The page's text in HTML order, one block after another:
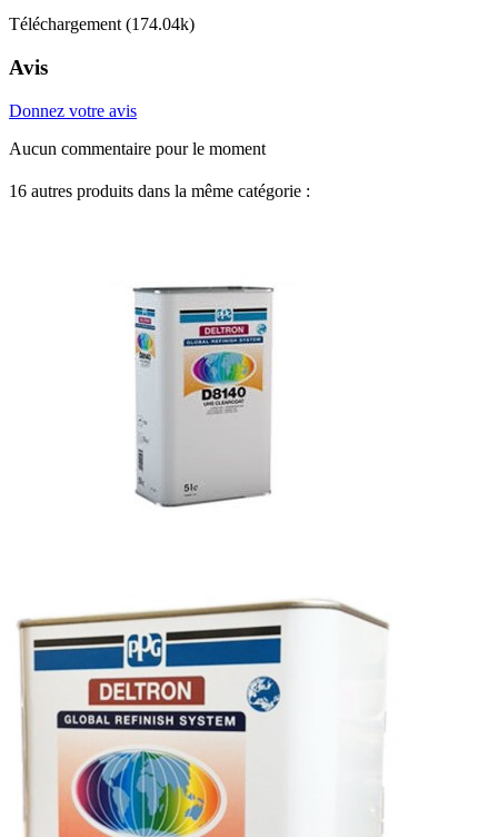
Téléchargement (174.04k)
Avis
Donnez votre avis
Aucun commentaire pour le moment
16 autres produits dans la même catégorie :